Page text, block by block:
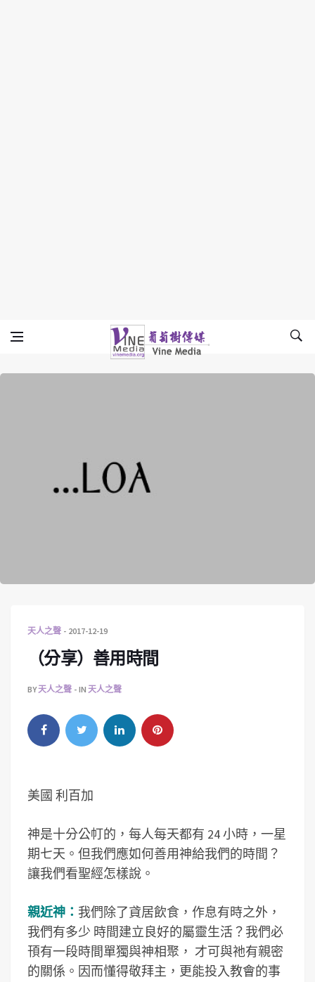
Vine Media
葡萄樹傳媒
天人之聲 2017-12-19
（分享）善用時間
BY天人之聲 IN 天人之聲
美國 利百加
神是十分公帄的，每人每天都有 24 小時，一星
期七天。但我們應如何善用神給我們的時間？
讓我們看聖經怎樣說。
親近神： 我們除了貣居飲食，作息有時之外，
我們有多少 時間建立良好的屬靈生活？我們必
頇有一段時間單獨與神相聚， 才可與祂有親密
的關係。因而懂得敬拜主，更能投入教會的事